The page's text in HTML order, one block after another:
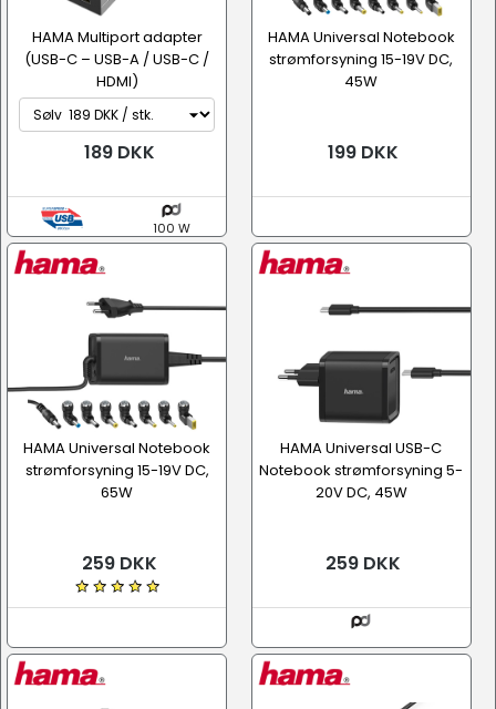
HAMA Multiport adapter
(USB-C – USB-A / USB-C /
HDMI)
189 DKK
100 W
HAMA Universal Notebook
strømforsyning 15-19V DC,
45W
199 DKK
HAMA Universal Notebook
strømforsyning 15-19V DC,
65W
259 DKK
HAMA Universal USB-C
Notebook strømforsyning 5-
20V DC, 45W
259 DKK